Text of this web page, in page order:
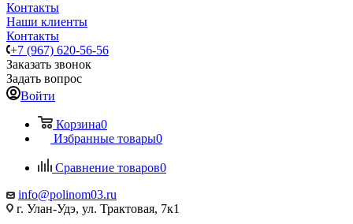
Контакты
Наши клиенты
Контакты
+7 (967) 620-56-56
Заказать звонок
Задать вопрос
Войти
Корзина0
Избранные товары0
Сравнение товаров0
info@polinom03.ru
г. Улан-Удэ, ул. Трактовая, 7к1